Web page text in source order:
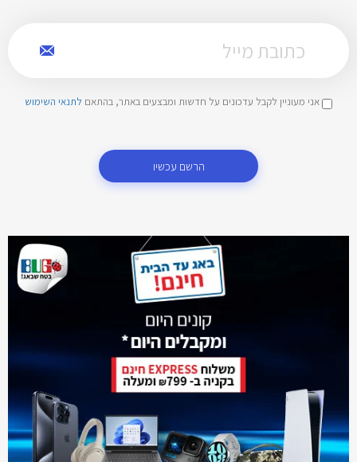
אני מעוניין לקבל עדכונים על חדשות ומבצעים באתר, בהתאם לתנאי השימוש
הרשם עכשיו